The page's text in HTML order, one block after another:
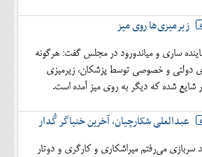
زیرمیزی‌ها روی میز
ساری و میاندورود در مجلس گفت: هرگونه
دولتی و خصوصی توسط پزشکان، زیرمیزی
شده که دیگر به روی میز آمده است.
عبدالعلی شکارچیان، آخرین خنیاگر گُدار
سربازی می‌رفتم میراشکاری و کارگری و دوتار